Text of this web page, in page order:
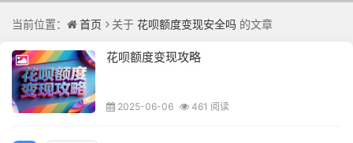
当前位置： 首页 关于 花呗额度变现安全吗 的文章
花呗额度变现攻略
2025-06-06 461 阅读